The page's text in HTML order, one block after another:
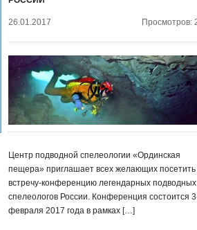
26.01.2017 Просмотров:
Центр подводной спелеологии «Ординская
пещера» приглашает всех желающих посетить
встречу-конференцию легендарных подводных
спелеологов России. Конференция состоится
февраля 2017 года в рамках […]